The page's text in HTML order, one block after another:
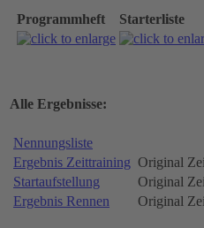
Programmheft Starterliste
Alle Ergebnisse:
Nennungsliste
Ergebnis Zeittraining Original
Startaufstellung
Original
Ergebnis Rennen
Original